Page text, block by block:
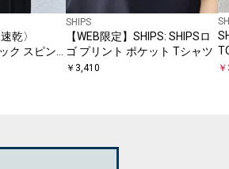
乾〉
ク スピン
ャツ◇
SHIPS
【WEB限定】SHIPS: SHIPSロ
ゴ プリント ポケット Tシャツ
￥ 3,410 ￥